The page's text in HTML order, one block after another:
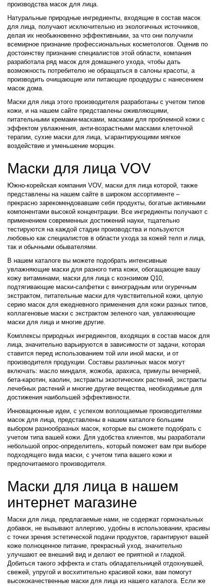
производства масок для лица.
Натуральные природные ингредиенты, входящие в состав масок
для лица, получают исключительно из экологичных источников,
делая их необыкновенно эффективными, за что они получили
всемирное признание профессиональных косметологов. Оценив по
достоинству признание специалистов этой области, компания
разработала ряд масок для домашнего ухода, чтобы дать
возможность потребителю не обращаться в салоны красоты, а
производить очищающие или питающие процедуры с нанесением
масок дома.
Маски для лица этого производителя разработаны с учетом типов
кожи, и на нашем сайте представлены оживляющими,
питательными кремами-масками, масками для проблемной кожи с
эффектом увлажнения, анти-возрастными масками клеточной
терапии, сухие маски для лица, ъгарантирующими мягкое
воздействие и уменьшение морщин.
Маски для лица VOV
Южно-корейская компания VOV, маски для лица которой, также
представлены на нашем сайте в широком ассортименте –
прекрасно зарекомендовавшие себя продукты, богатые активными
компонентами высокой концентрации. Все ингредиенты получают с
применением современных достижений науки, тщательно
тестируются на каждой стадии производства и пользуются
любовью как специалистов в области ухода за кожей телп и лица,
так и обычными обывателями.
В нашем каталоге вы можете подобрать интенсивные
увлажняющие маски для разного типа кожи, обогащающие вашу
кожу витаминами, маски для лица с коэнзимом Q10,
подтягивающие маски-салфетки с виноградным или огуречным
экстрактом, питательные маски для чувствительной кожи, целую
серию масок для ежедневного применения для кожи разных типов,
коллагеновые маски с экстрактом зеленого чая, увлажняющие
маски для лица и многие другие.
Комплексы природных ингредиентов, входящих в состав масок для
лица, значительно варьируются в зависимости от задачи, которая
ставится перед использованием той или иной маски, и от
производителя продукции. Составы различных масок могут
включать: масло миндаля, жожоба, арахиса, примулы вечерней,
бета-каротин, каолин, экстракты экзотических растений, экстракты
лечебных растений и многие другие вещества, необходимые для
достижения наибольшей эффективности.
Инновационные идеи, с успехом воплощаемые производителями
масок для лица, представлены в нашем каталоге большим
выбором разнообразных масок, которые вы сможете подобрать с
учетом типа вашей кожи. Для удобства клиентов, мы разработали
небольшой опрос-определитель, который поможет вам при выборе
подходящего вида маски, с учетом типа вашего кожи и
предпочитаемого производителя.
Маски для лица в нашем
интернет магазине
Маски для лица, предлагаемые нами, не содержат гормональных
добавок, не вызывают аллергию, удобны в использовании, красивы
с точки зрения эстетической подачи продуктов, гарантируют вашей
коже полноценное питание, прекрасный уход, значительно
улучшают ее внешний вид и делают ее приятной и гладкой.
Добиться такого эффекта и стать обладательницей отдохнувшей,
свежей, упругой и восхитительно красивой кожи, вам помогут
высококачественные маски для лица из нашего каталога. Если же